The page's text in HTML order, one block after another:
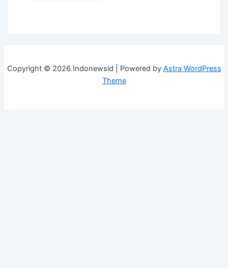
Copyright © 2026 Indonewsid | Powered by Astra WordPress
Theme